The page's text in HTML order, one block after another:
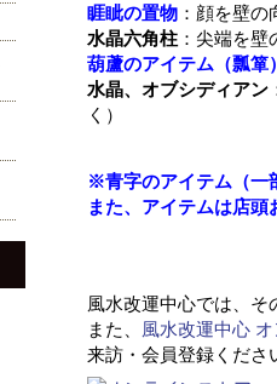
睚眦の置物：顔を壁の
水晶六角柱：尖端を壁
葫蘆のアイテム（瓢箪
水晶、オブシディアン
く）
※青字のアイテム（一
また、アイテムは店
風水改運中心では、
また、
風水改運中心
来訪・会員登録くださ